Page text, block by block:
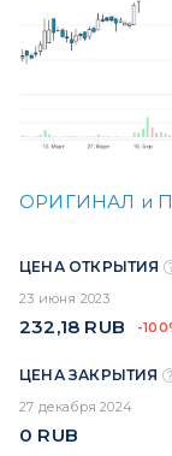
ОРИГИНАЛ и
ЦЕНА ОТКРЫТИЯ
23 июня 2023
232,18 RUB -
ЦЕНА ЗАКРЫТИЯ
27 декабря 2024
0 RUB